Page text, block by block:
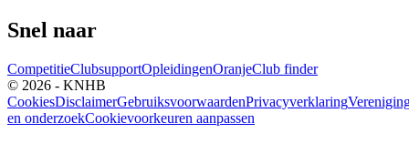
Snel naar
CompetitieClubsupportOpleidingenOranjeClub finder
© 2026 - KNHB
CookiesDisclaimerGebruiksvoorwaardenPrivacyverklaring
en onderzoekCookievoorkeuren aanpassen